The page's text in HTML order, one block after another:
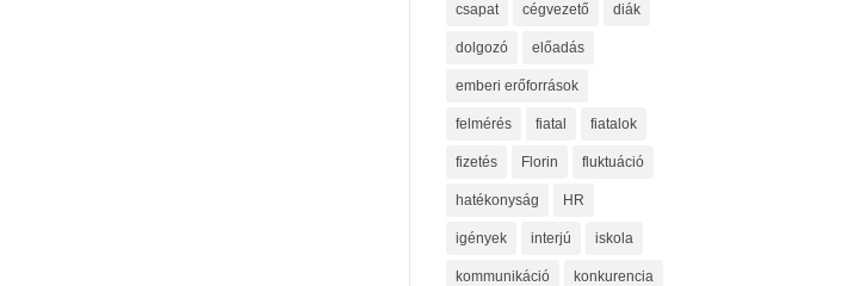
csapat cégvezető diák
dolgozó előadás
emberi erőforrások
felmérés fiatal fiatalok
fizetés Florin fluktuáció
hatékonyság HR
igények interjú iskola
kommunikáció konkurencia